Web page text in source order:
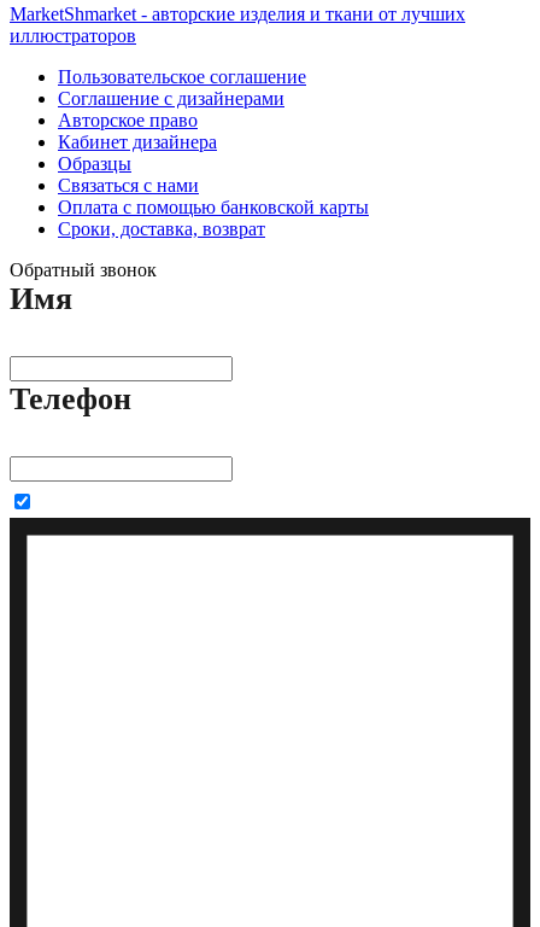
MarketShmarket - авторские изделия и ткани от лучших
иллюстраторов
Пользовательское соглашение
Соглашение с дизайнерами
Авторское право
Кабинет дизайнера
Образцы
Связаться с нами
Оплата с помощью банковской карты
Сроки, доставка, возврат
Обратный звонок
Имя
Телефон